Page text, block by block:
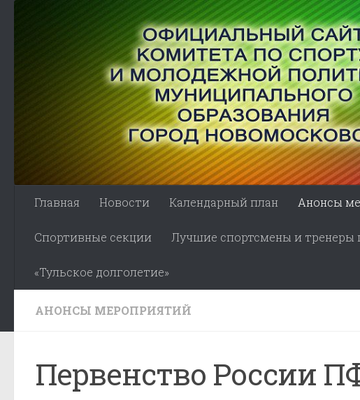
Главная Новости Календарный план Анонсы
Спортивные секции Лучшие спортсмены и тренеры
«Тульское долголетие»
АНОНСЫ МЕРОПРИЯТИЙ
Первенство России